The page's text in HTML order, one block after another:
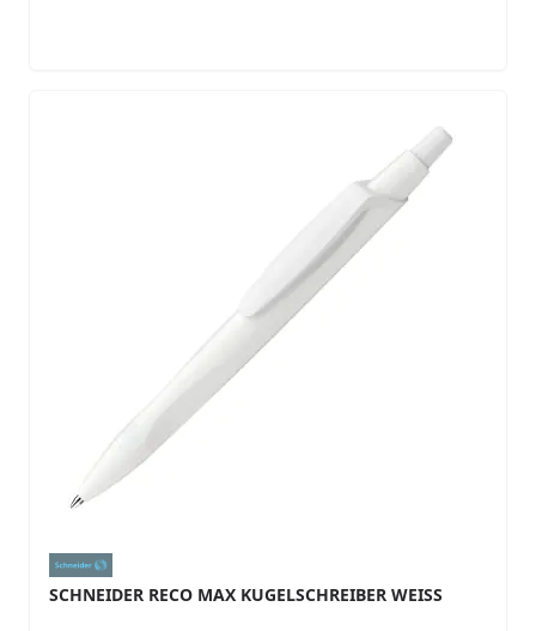
SCHNEIDER RECO MAX KUGELSCHREIBER WEISS